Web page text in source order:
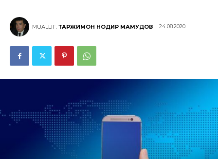
MUALLIF: ТАРЖИМОН НОДИР МАҲМУДОВ 24.08.2020